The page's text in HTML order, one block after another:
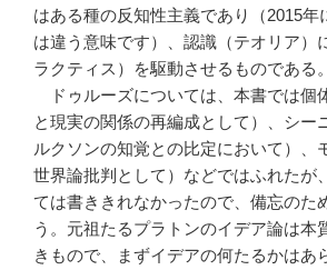
はある種の反知性主義であり（2015年
は違う意味です）、認識（テオリア）
ラクティス）を駆動させるものである。
ドゥルーズについては、本書では個
と現実の関係の再編成として）、シー
ルクソンの知覚との比定において）、
世界論批判として）などではふれたが
ては書ききれなかったので、備忘のた
う。元祖たるプラトンのイデア論は本
きもので、まずイデアの何たるかはあ